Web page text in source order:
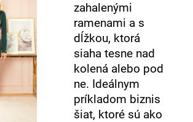
zahalenými
ramenami a s
dĺžkou, ktorá
siaha tesne nad
kolená alebo pod
ne. Ideálnym
príkladom biznis
šiat, ktoré sú ako